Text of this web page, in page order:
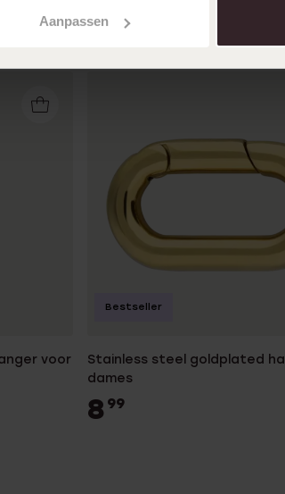
Aanpassen
voor
Stainless steel goldplated
dames
8 99
Bestseller